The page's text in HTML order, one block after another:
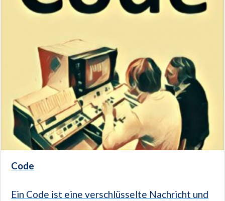
Code
Ein Code ist eine verschlüsselte Nachricht und